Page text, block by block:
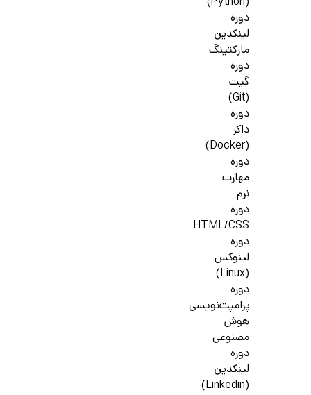
دوره
لینکدین
مارکتینگ
دوره
گیت
(Git)
دوره
داکر
(Docker)
دوره
مهارت
نرم
دوره
HTML/CSS
دوره
لینوکس
(Linux)
دوره
پرامپت‌نویسی
هوش
مصنوعی
دوره
لینکدین
(Linkedin)